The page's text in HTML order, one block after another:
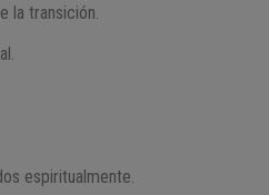
la transición.
espiritualmente.